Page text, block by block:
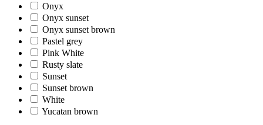
Onyx sunset brown
Pastel grey
Pink White
Rusty slate
Sunset
Sunset brown
White
Yucatan brown
Onyx
Onyx sunset
Onyx sunset brown
Pastel grey
Pink White
Rusty slate
Sunset
Sunset brown
White
Yucatan brown